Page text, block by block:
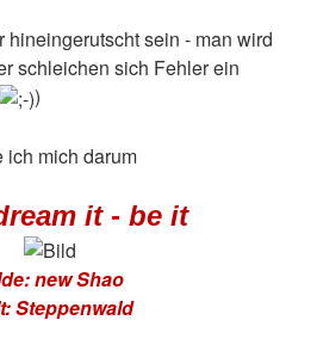
sein - man wird
schleichen sich Fehler ein
)
ich mich darum
it - be it
new Shao
Steppenwald